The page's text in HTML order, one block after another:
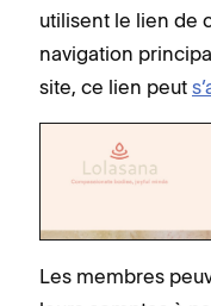
utilisent le lien de
navigation
site, ce lien peut
Les membres